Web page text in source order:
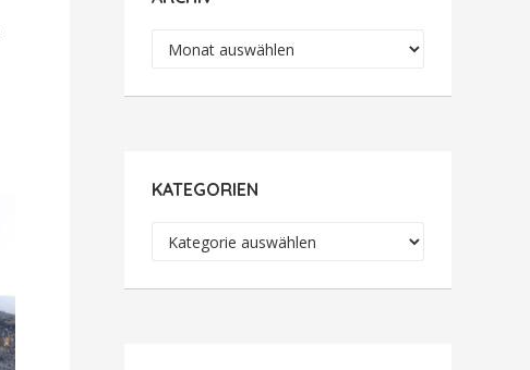
Archiv
KATEGORIEN